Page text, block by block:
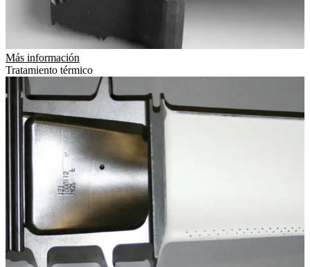
Más información
Tratamiento térmico